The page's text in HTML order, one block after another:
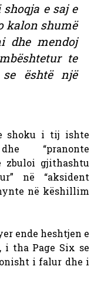
e saj e
kalon shumë
dhe mendoj
te
është një
shoku i tij ishte
“pranonte
zbuloi gjithashtu
në “aksident
në këshillim
ende heshtjen e
i tha Page Six se
i falur dhe i